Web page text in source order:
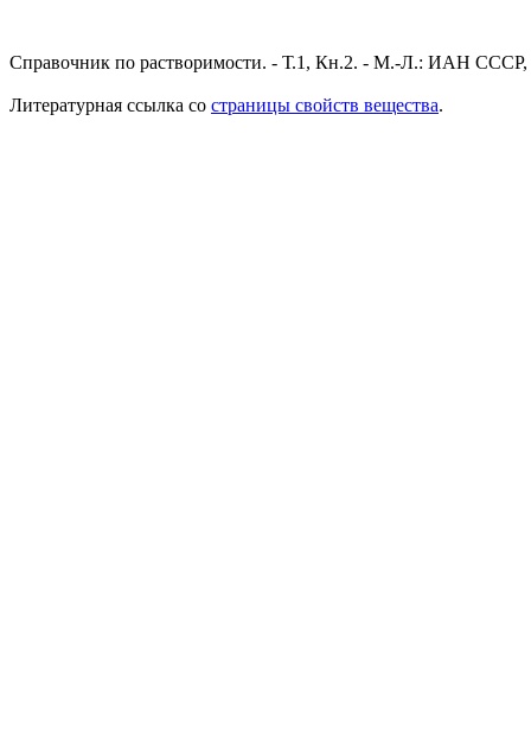
Справочник по растворимости. - Т.1, Кн.2. - М.-Л.: ИАН СССР,
Литературная ссылка со страницы свойств вещества.